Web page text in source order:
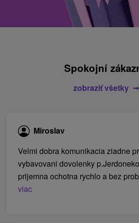
Spokojní
zobraziť všetky
Miroslav
Velmi dobra komunikacia ziadne
vybavovani dovolenky
prijemna ochotna rychlo a bez
viac